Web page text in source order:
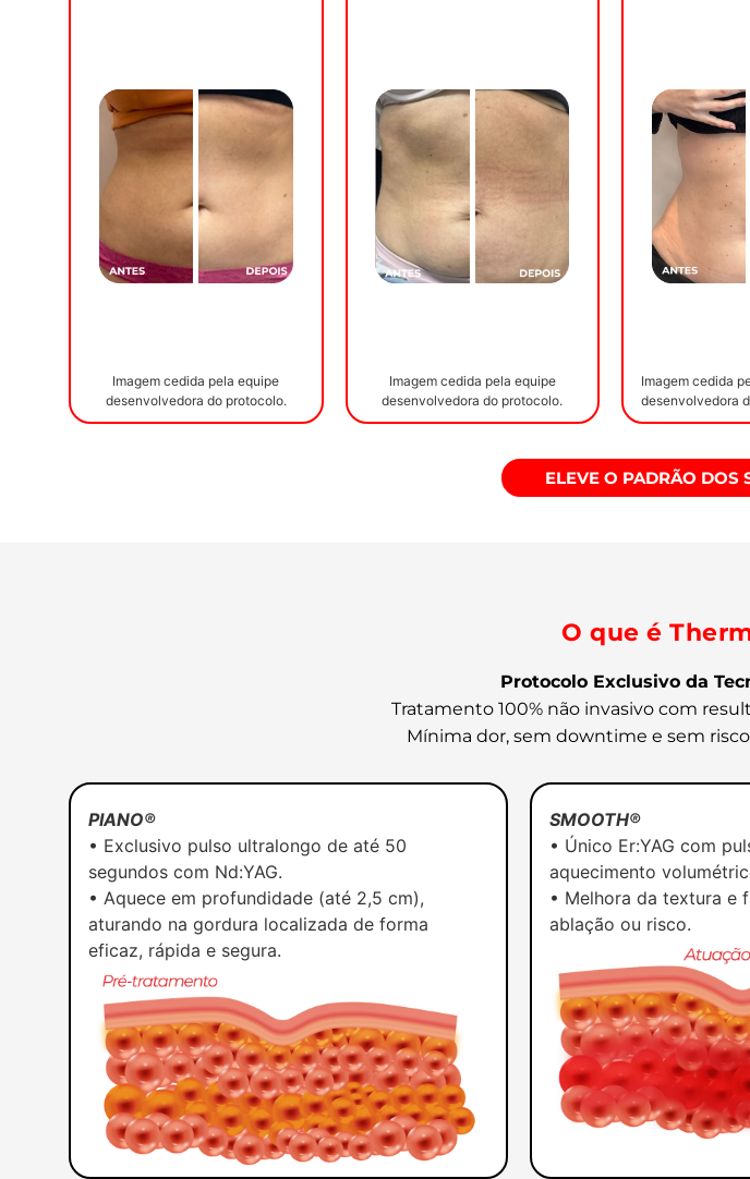
Imagem cedida pela equipe
desenvolvedora do protocolo.
Imagem cedida pela equipe
desenvolvedora do protocolo.
Imagem cedida
desenvolvedora
ELEVE O PADRÃO DOS
O que é
Protocolo Exclusivo da
Tratamento 100% não invasivo com
Mínima dor, sem downtime e sem
PIANO®
• Exclusivo pulso ultralongo de até 50
segundos com Nd:YAG.
• Aquece em profundidade (até 2,5 cm),
aturando na gordura localizada de forma
eficaz, rápida e segura.
SMOOTH®
• Único Er:YAG com
aquecimento
• Melhora da textura e
ablação ou risco.